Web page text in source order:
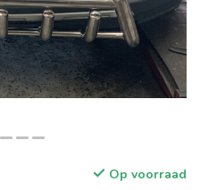
Op voorraad